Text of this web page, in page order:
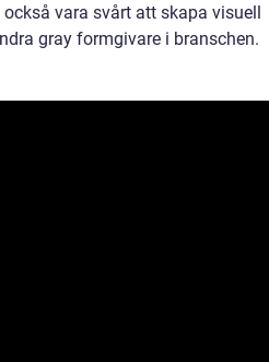
vara svårt att skapa visuell
gray formgivare i branschen.